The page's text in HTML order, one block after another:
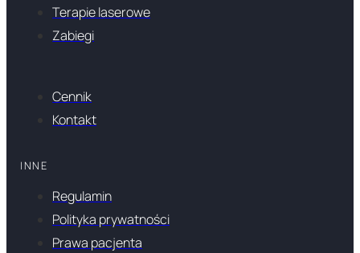
Terapie laserowe
Zabiegi
Cennik
Kontakt
INNE
Regulamin
Polityka prywatności
Prawa pacjenta